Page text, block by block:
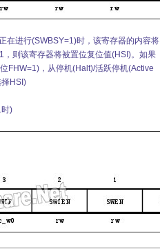
在进行(SWBSY=1)时，该寄存器的内容将
则该寄存器将被置位复位值(HSI)。如果
FHW=1)，从停机(Halt)/活跃停机(Active
HSI)
)